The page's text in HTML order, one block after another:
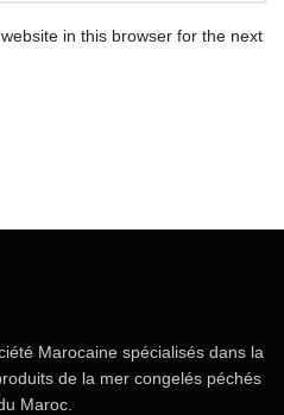
in this browser for the next
Marocaine spécialisés dans la
de la mer congelés péchés
Maroc.